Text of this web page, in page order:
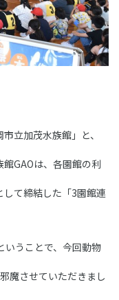
立加茂水族館」と、
館GAOは、各園館の利
て締結した「3園館連
いうことで、今回動物
魔させていただきまし